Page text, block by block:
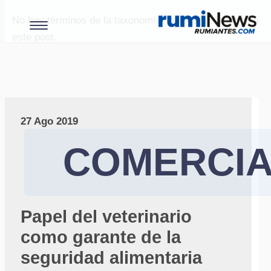
No hay términos de la taxonomía "paises" asociados a
27 Ago 2019
Papel del veterinario
como garante de la
seguridad alimentaria